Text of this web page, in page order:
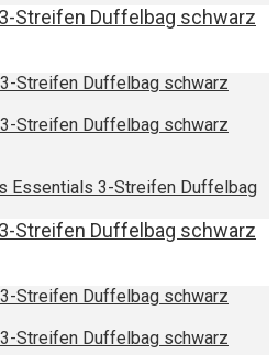
Streifen Duffelbag schwarz
Essentials 3-Streifen Duffelbag
Streifen Duffelbag schwarz